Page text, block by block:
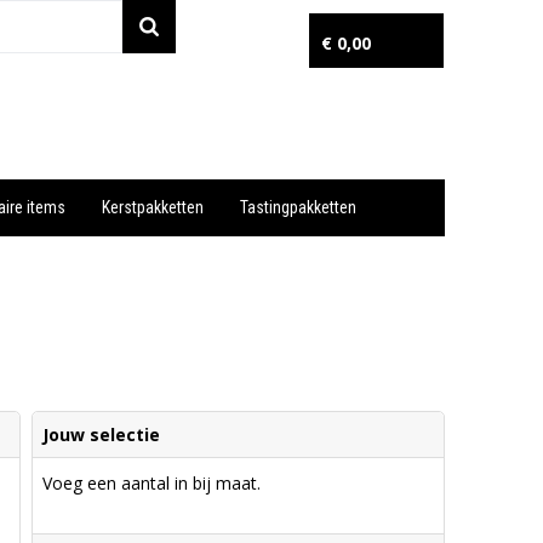
€ 0,00
items Kerstpakketten Tastingpakketten
Jouw selectie
Voeg een aantal in bij maat.